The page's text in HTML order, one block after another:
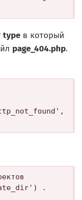
type в который
page_404.php.